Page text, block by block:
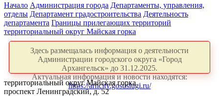
Начало Администрация города Департаменты, управления,
отделы Департамент градостроительства Деятельность
департамента Границы прилегающих территорий
территориальный округ Майская горка
Здесь размещалась информация о деятельности
Администрации городского округа «Город
Архангельск» до 31.12.2025.
Актуальная информация и новости находятся:
https://arhcity.gosuslugi.ru/
территориальный округ Майская горка
проспект Ленинградский, д. 52